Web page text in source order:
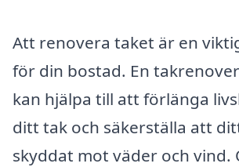
Att renovera taket är en
för din bostad. En
kan hjälpa till att förlänga
ditt tak och säkerställa att
skyddat mot väder och vind.